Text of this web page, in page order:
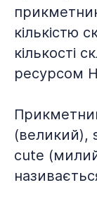
кількістю
кількості
ресурсом
(великий),
cute